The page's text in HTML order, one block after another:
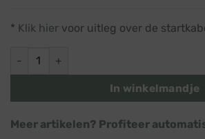
·
IP67
* Klik hier voor uitleg over de
Grote kerstverlichting sneeuwvlok ·
In winkelmandje
Meer artikelen? Profiteer